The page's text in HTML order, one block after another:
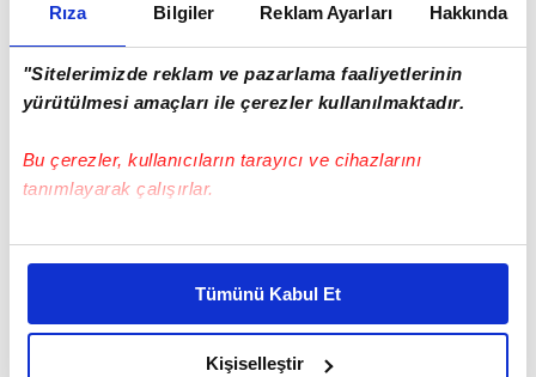
Rıza Bilgiler Reklam Ayarları Hakkında
"Sitelerimizde reklam ve pazarlama faaliyetlerinin
yürütülmesi amaçları ile çerezler kullanılmaktadır.
Bu çerezler, kullanıcıların tarayıcı ve cihazlarını
tanımlayarak çalışırlar.
Bu çerezlere izin vermeniz halinde sizlere özel
daha iyi reklam deneyimi yaşatabiliriz. Bunu yaparken
amacımızın size daha iyi bir reklam deneyimi sunmak
olduğunu ve sizlere en iyi içerikleri sunabilmek adına
Tümünü Kabul Et
Kişiselleştir